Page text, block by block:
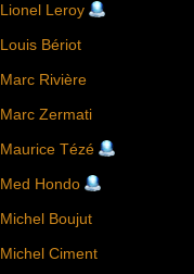
Lionel Leroy
Louis Bériot
Marc Rivière
Marc Zermati
Maurice Tézé
Med Hondo
Michel Boujut
Michel Ciment